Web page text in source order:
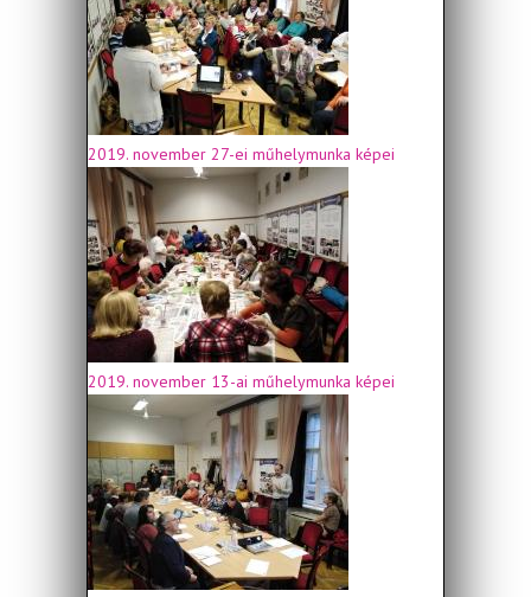
2019. november 27-ei műhelymunka képei
2019. november 13-ai műhelymunka képei